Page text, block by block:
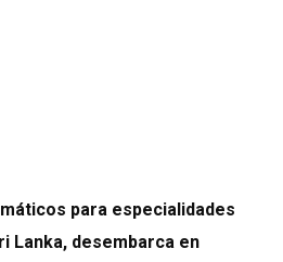
para especialidades
Lanka, desembarca en